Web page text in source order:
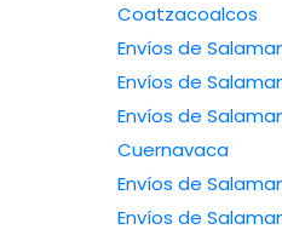
Coatzacoalcos
Envíos de
Envíos de
Envíos de
Cuernavaca
Envíos de
Envíos de